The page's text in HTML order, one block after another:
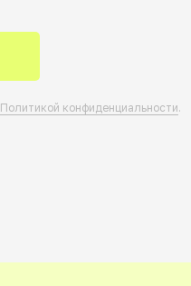
Политикой конфиденциальности.